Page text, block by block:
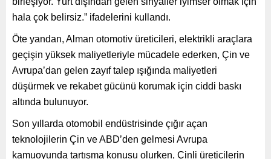
hala çok belirsiz.” ifadelerini kullandı.
Öte yandan, Alman otomotiv üreticileri, elektrikli araçlara
geçişin yüksek maliyetleriyle mücadele ederken, Çin ve
Avrupa’dan gelen zayıf talep ışığında maliyetleri
düşürmek ve rekabet gücünü korumak için ciddi baskı
altında bulunuyor.
Son yıllarda otomobil endüstrisinde çığır açan
teknolojilerin Çin ve ABD’den gelmesi Avrupa
kamuoyunda tartışma konusu olurken, Çinli üreticilerin